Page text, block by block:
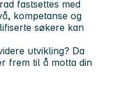
fastsettes med
kompetanse og
søkere kan
utvikling? Da
frem til å motta din